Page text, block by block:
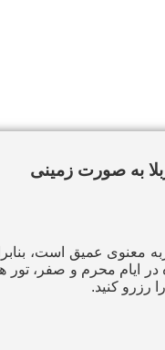
به صورت زمینی
معنوی عمیق است،
ایام محرم و صفر، تور
رزرو کنید.